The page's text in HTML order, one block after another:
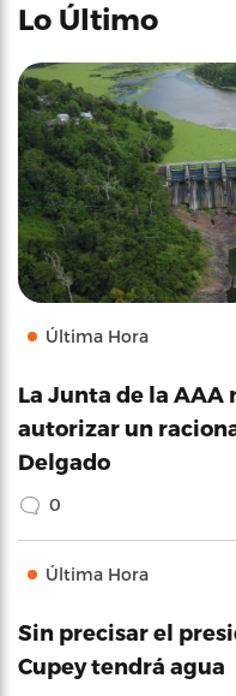
Lo Último
Última Hora
La Junta de la AAA
autorizar un
Delgado
0
Última Hora
Sin precisar el
Cupey tendrá agua